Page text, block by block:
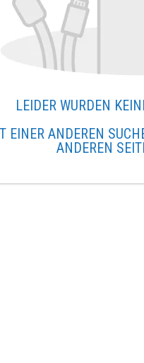
LEIDER WURDEN
EINER ANDEREN
ANDEREN